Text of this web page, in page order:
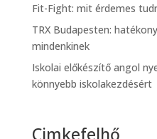
Fit-Fight: mit érdemes
TRX Budapesten:
mindenkinek
Iskolai előkészítő angol
könnyebb iskolakezdésért
Cimkefelhő